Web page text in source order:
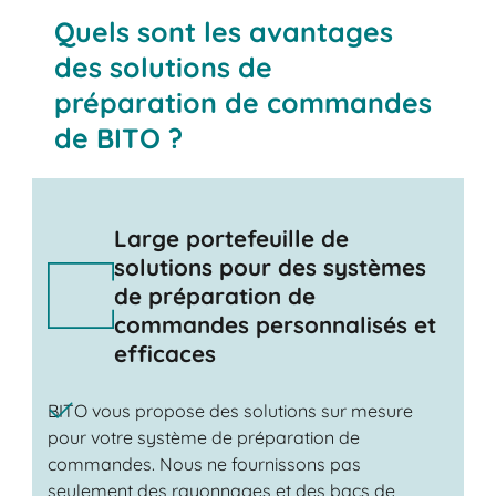
Quels sont les avantages
des solutions de
préparation de commandes
de BITO ?
Large portefeuille de
solutions pour des systèmes
de préparation de
commandes personnalisés et
efficaces
BITO vous propose des solutions sur mesure
pour votre système de préparation de
commandes. Nous ne fournissons pas
seulement des rayonnages et des bacs de